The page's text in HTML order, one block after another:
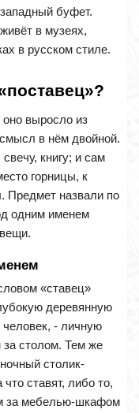
буфет.
в музеях,
в русском стиле.
выросло из
смысл в нём двойной.
книгу; и сам
горницы, к
Предмет назвали по
одним именем
«ставец»
деревянную
человек, - личную
за столом. Тем же
столик-
ставят, либо то,
за мебелью-шкафом